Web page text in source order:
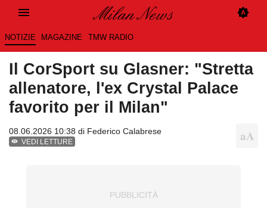
NOTIZIE MAGAZINE TMW RADIO
Il CorSport su Glasner: "Stretta
allenatore, l'ex Crystal Palace
favorito per il Milan"
08.06.2026 10:38 di Federico Calabrese
VEDI LETTURE